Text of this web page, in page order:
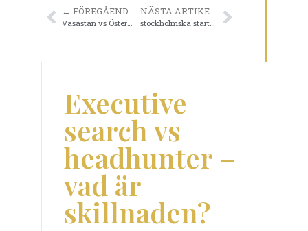
Vasastan vs Östermalm – var etablerar sig företagen nu?
NÄSTA ARTIKEL →
stockholmska startups att hålla koll på
Executive
search vs
headhunter –
vad är
skillnaden?